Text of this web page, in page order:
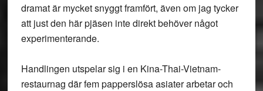
dramat är mycket snyggt framfört, även om jag tycker
att just den här pjäsen inte direkt behöver något
experimenterande.
Handlingen utspelar sig i en Kina-Thai-Vietnam-
restaurnag där fem papperslösa asiater arbetar och